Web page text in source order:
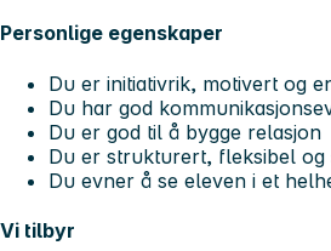
Personlige egenskaper
Du er initiativrik, motivert og
Du har god
Du er god til å bygge relasjon
Du er strukturert, fleksibel og
Du evner å se eleven i et
Vi tilbyr